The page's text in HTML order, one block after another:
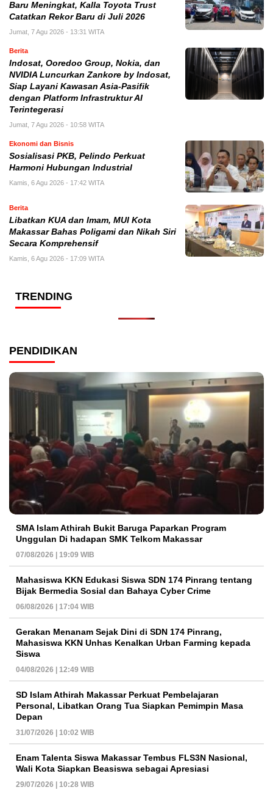
Baru Meningkat, Kalla Toyota Trust
Catatkan Rekor Baru di Juli 2026
Jumat, 7 Agu 2026 - 13:31 WITA
Berita
Indosat, Ooredoo Group, Nokia, dan
NVIDIA Luncurkan Zankore by Indosat,
Siap Layani Kawasan Asia-Pasifik
dengan Platform Infrastruktur AI
Terintegerasi
Jumat, 7 Agu 2026 - 10:58 WITA
Ekonomi dan Bisnis
Sosialisasi PKB, Pelindo Perkuat
Harmoni Hubungan Industrial
Kamis, 6 Agu 2026 - 17:42 WITA
Berita
Libatkan KUA dan Imam, MUI Kota
Makassar Bahas Poligami dan Nikah Siri
Secara Komprehensif
Kamis, 6 Agu 2026 - 17:09 WITA
TRENDING
PENDIDIKAN
SMA Islam Athirah Bukit Baruga Paparkan Program
Unggulan Di hadapan SMK Telkom Makassar
07/08/2026 | 19:09 WIB
Mahasiswa KKN Edukasi Siswa SDN 174 Pinrang tentang
Bijak Bermedia Sosial dan Bahaya Cyber Crime
06/08/2026 | 17:04 WIB
Gerakan Menanam Sejak Dini di SDN 174 Pinrang,
Mahasiswa KKN Unhas Kenalkan Urban Farming kepada
Siswa
04/08/2026 | 12:49 WIB
SD Islam Athirah Makassar Perkuat Pembelajaran
Personal, Libatkan Orang Tua Siapkan Pemimpin Masa
Depan
31/07/2026 | 10:02 WIB
Enam Talenta Siswa Makassar Tembus FLS3N Nasional,
Wali Kota Siapkan Beasiswa sebagai Apresiasi
29/07/2026 | 10:28 WIB